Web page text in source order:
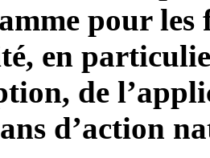
pour les
en
de
d’action